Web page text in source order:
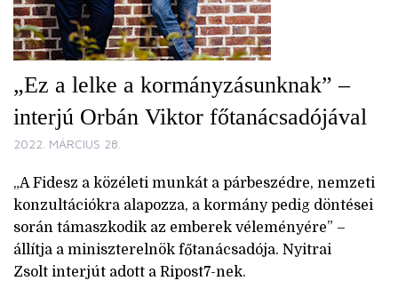
„Ez a lelke a kormányzásunknak” –
interjú Orbán Viktor főtanácsadójával
2022. MÁRCIUS 28.
„A Fidesz a közéleti munkát a párbeszédre, nemzeti
konzultációkra alapozza, a kormány pedig döntései
során támaszkodik az emberek véleményére” –
állítja a miniszterelnök főtanácsadója. Nyitrai
Zsolt interjút adott a Ripost7-nek.